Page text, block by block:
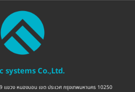
systems Co.,Ltd.
แขวง หนองบอน เขต ประเวศ กรุงเทพมหานคร 10250